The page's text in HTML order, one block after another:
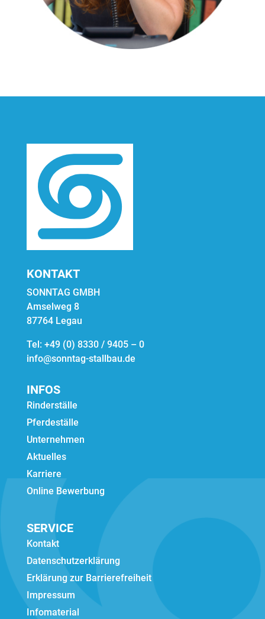
KONTAKT
SONNTAG GMBH
Amselweg 8
87764 Legau
Tel: +49 (0) 8330 / 9405 – 0
info@sonntag-stallbau.de
INFOS
Rinderställe
Pferdeställe
Unternehmen
Aktuelles
Karriere
Online Bewerbung
SERVICE
Kontakt
Datenschutzerklärung
Erklärung zur Barrierefreiheit
Impressum
Infomaterial